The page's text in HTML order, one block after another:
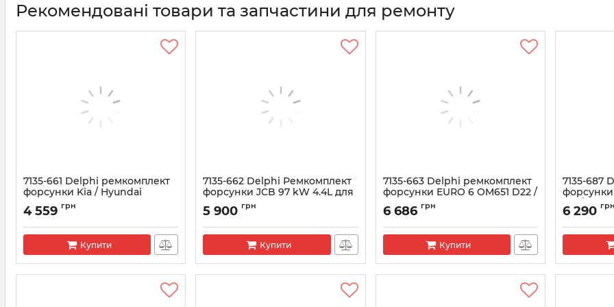
Рекомендовані товари та запчастини для ремонту
7135-661 Delphi ремкомплект
форсунки Kia / Hyundai
(R03701D) (28538389+L137PRD)
Артикул:
4 559 грн
Купити
7135-662 Delphi Ремкомплект
форсунки JCB 97 kW 4.4L для
EJBR05001D
Артикул:
5 900 грн
Купити
7135-663 Delphi ремкомплект
форсунки EURO 6 OM651 D22 /
A6510702387 MERCEDES
Артикул:
6 686 грн
Купити
7135-687
форсунки
320/06828
Артикул:
6 290 грн